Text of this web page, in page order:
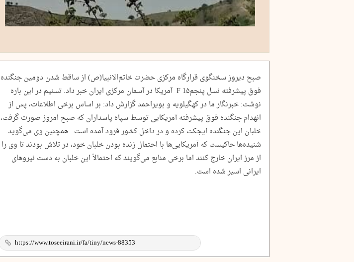
صبح دیروز سخنگوی قرارگاه مرکزی حضرت خاتم‌الانبیا(ص) از ساقط شدن دومین جنگنده
فوق پیشرفته نسل پنجمF 1۵ آمریکا در آسمان مرکزی ایران خبر داد. تسنیم در این باره
نوشت: خبرنگار ما در کهگیلویه و بویراحمد گزارش داد: بر اساس برخی اطلاعات، پس از
انهدام جنگنده فوق پیشرفته آمریکایی توسط سپاه پاسداران که صبح امروز صورت گرفت،
خلبان این جنگنده ایجکت کرده و در داخل کشور فرود آمده است. همچنین وی می‌گوید:
شنیده‌ها حاکیست که آمریکایی‌ها با احتمال زنده بودن خلبان خود، در تلاش بودند تا وی را
از مرز ایران خارج کنند اما برخی منابع می‌گویند که احتمالاْ این خلبان به دست نیروهای
ایرانی اسیر شده است.